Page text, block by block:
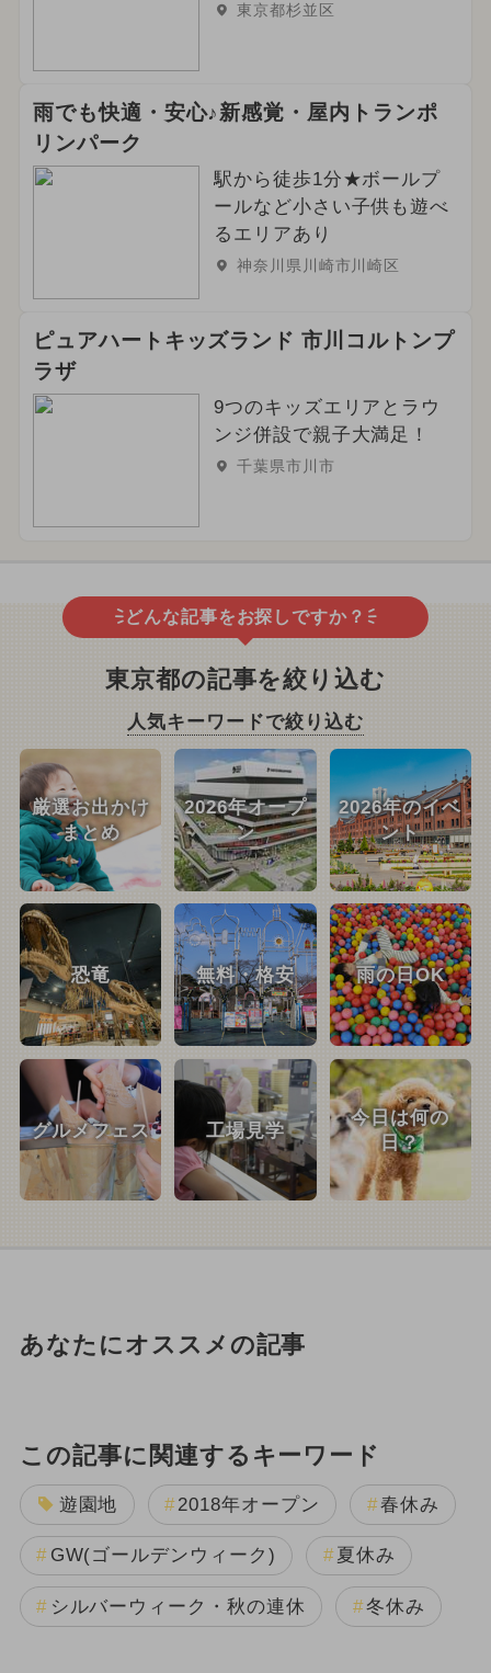
東京都杉並区
雨でも快適・安心♪新感覚・屋内トランポ
リンパーク
駅から徒歩1分★ボールプ
ールなど小さい子供も遊べ
るエリアあり
神奈川県川崎市川崎区
ピュアハートキッズランド 市川コルトンプ
ラザ
9つのキッズエリアとラウ
ンジ併設で親子大満足！
千葉県市川市
どんな記事をお探しですか？
東京都の記事を絞り込む
人気キーワードで絞り込む
厳選お出かけ
まとめ
2026年オープ
ン
2026年のイベ
ント
恐竜 無料・格安 雨の日OK
グルメフェス 工場見学
今日は何の
日？
あなたにオススメの記事
この記事に関連するキーワード
遊園地 2018年オープン 春休み
GW(ゴールデンウィーク) 夏休み
シルバーウィーク・秋の連休 冬休み